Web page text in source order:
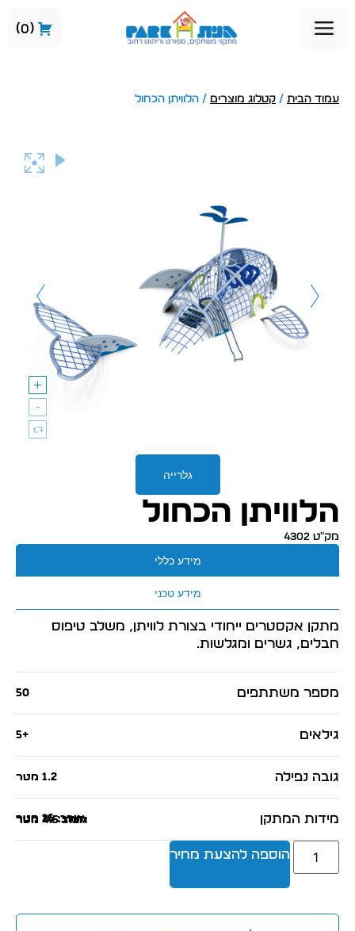
0
עמוד הבית / קטלוג מוצרים / הלוויתן הכחול
הלוויתן הכחול
מק״ט 4302
מידע כללי
מידע טכני
מתקן אקסטרים ייחודי בצורת לוויתן, משלב טיפוס
חבלים, גשרים ומגלשות.
מספר משתתפים 50
גילאים +5
גובה נפילה 1.2 מטר
מידות המתקן אורך: 16 מטר
רוחב: 24 מטר
גובה: 4.5 מטר
הוספה להצעת מחיר
גלרייה